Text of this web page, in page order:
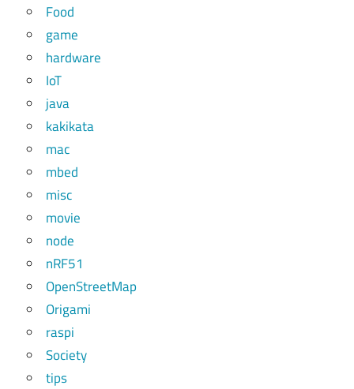
Food
game
hardware
IoT
java
kakikata
mac
mbed
misc
movie
node
nRF51
OpenStreetMap
Origami
raspi
Society
tips